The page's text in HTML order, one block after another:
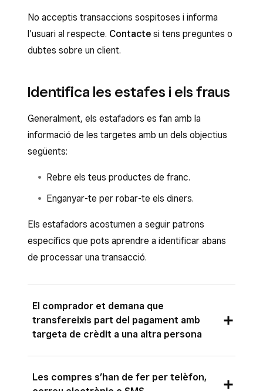
No acceptis transaccions sospitoses i informa
l’usuari al respecte. Contacte si tens preguntes o
dubtes sobre un client.
Identifica les estafes i els fraus
Generalment, els estafadors es fan amb la
informació de les targetes amb un dels objectius
següents:
Rebre els teus productes de franc.
Enganyar-te per robar-te els diners.
Els estafadors acostumen a seguir patrons
específics que pots aprendre a identificar abans
de processar una transacció.
El comprador et demana que
transfereixis part del pagament amb
targeta de crèdit a una altra persona
facis servir una part del pagament amb targeta
Les compres s’han de fer per telèfon,